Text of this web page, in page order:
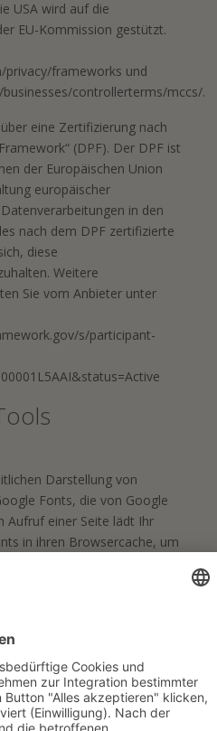
USA wird auf die
EU-Kommission gestützt.
privacy/frameworks und
controllerterms/mccs/.
eine Zertifizierung nach
(DPF). Der DPF ist
der Europäischen Union
europäischer
in den
nach dem DPF zertifizierte
diese
Weitere
Sie vom Anbieter unter
s/participant-
Darstellung von
Fonts, die von Google
Aufruf einer Seite lädt Ihr
in ihren Browsercache, um
Ihnen verwendete
Google Kenntnis darüber,
Website aufgerufen
Fonts erfolgt auf
lit. f DSGVO. Der
Interesse an der